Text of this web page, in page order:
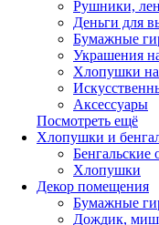
Рушники,
Деньги для
Бумажные
Украшения
Хлопушки на
Аксессуары
Посмотреть ещё
Хлопушки и
Бенгальские
Хлопушки
Декор помещения
Бумажные
Дождик,